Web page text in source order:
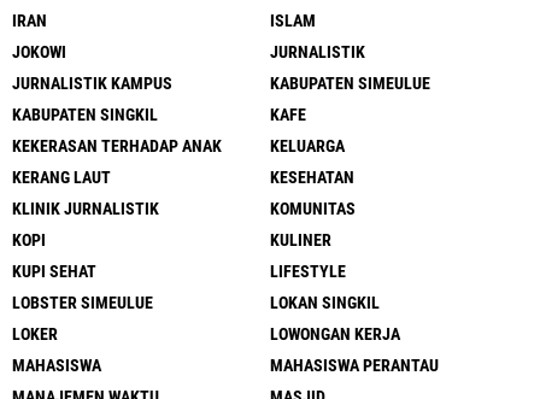
IRAN
ISLAM
JOKOWI
JURNALISTIK
JURNALISTIK KAMPUS
KABUPATEN SIMEULUE
KABUPATEN SINGKIL
KAFE
KEKERASAN TERHADAP ANAK
KELUARGA
KERANG LAUT
KESEHATAN
KLINIK JURNALISTIK
KOMUNITAS
KOPI
KULINER
KUPI SEHAT
LIFESTYLE
LOBSTER SIMEULUE
LOKAN SINGKIL
LOKER
LOWONGAN KERJA
MAHASISWA
MAHASISWA PERANTAU